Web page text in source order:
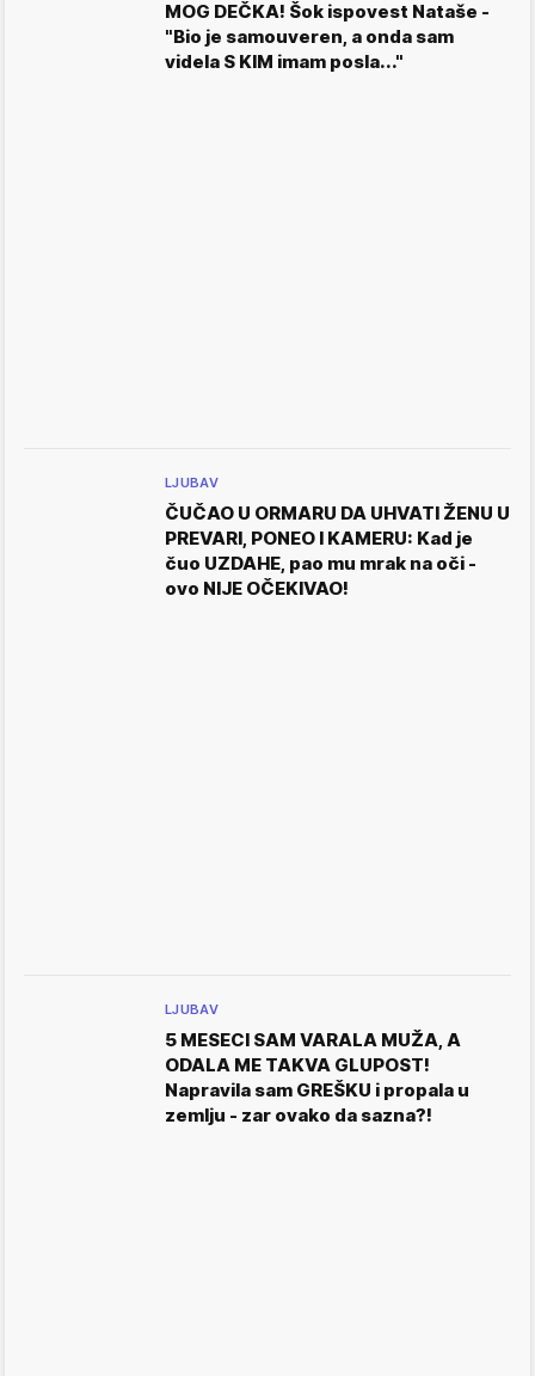
MOG DEČKA! Šok ispovest Nataše -
"Bio je samouveren, a onda sam
videla S KIM imam posla..."
LJUBAV
ČUČAO U ORMARU DA UHVATI ŽENU U
PREVARI, PONEO I KAMERU: Kad je
čuo UZDAHE, pao mu mrak na oči -
ovo NIJE OČEKIVAO!
LJUBAV
5 MESECI SAM VARALA MUŽA, A
ODALA ME TAKVA GLUPOST!
Napravila sam GREŠKU i propala u
zemlju - zar ovako da sazna?!